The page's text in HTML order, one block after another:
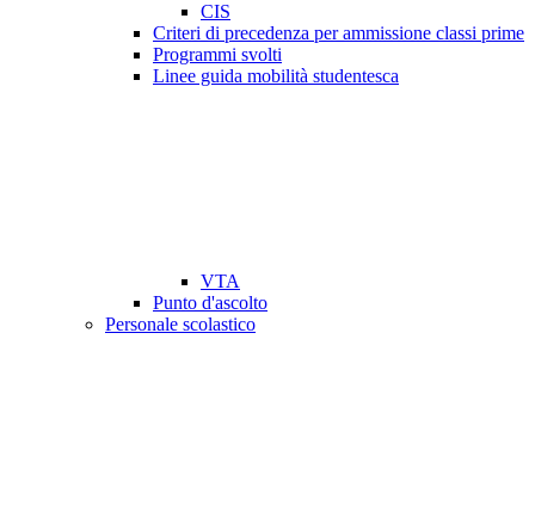
CIS
Criteri di precedenza per ammissione classi prime
Programmi svolti
Linee guida mobilità studentesca
VTA
Punto d'ascolto
Personale scolastico